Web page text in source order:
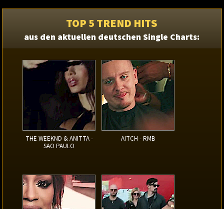
TOP 5 TREND HITS
aus den aktuellen deutschen Single Charts:
THE WEEKND & ANITTA -
SAO PAULO
AITCH - RMB